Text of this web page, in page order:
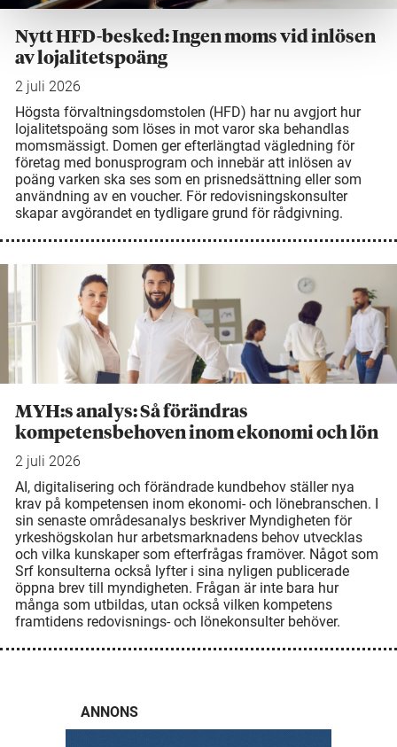
Nytt HFD-besked: Ingen moms vid inlösen
av lojalitetspoäng
2 juli 2026
Högsta förvaltningsdomstolen (HFD) har nu avgjort hur
lojalitetspoäng som löses in mot varor ska behandlas
momsmässigt. Domen ger efterlängtad vägledning för
företag med bonusprogram och innebär att inlösen av
poäng varken ska ses som en prisnedsättning eller som
användning av en voucher. För redovisningskonsulter
skapar avgörandet en tydligare grund för rådgivning.
MYH:s analys: Så förändras
kompetensbehoven inom ekonomi och lön
2 juli 2026
AI, digitalisering och förändrade kundbehov ställer nya
krav på kompetensen inom ekonomi- och lönebranschen. I
sin senaste områdesanalys beskriver Myndigheten för
yrkeshögskolan hur arbetsmarknadens behov utvecklas
och vilka kunskaper som efterfrågas framöver. Något som
Srf konsulterna också lyfter i sina nyligen publicerade
öppna brev till myndigheten. Frågan är inte bara hur
många som utbildas, utan också vilken kompetens
framtidens redovisnings- och lönekonsulter behöver.
ANNONS